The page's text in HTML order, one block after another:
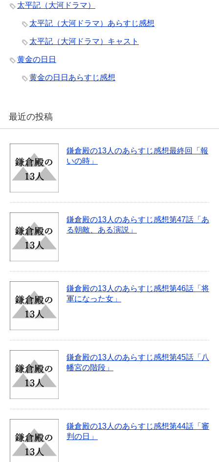
太平記（大河ドラマ）
太平記（大河ドラマ）あらすじ感想
太平記（大河ドラマ）キャスト
黄金の日日
黄金の日日あらすじ感想
最近の投稿
鎌倉殿の13人のあらすじ感想最終回「報
いの時」
鎌倉殿の13人のあらすじ感想第47話「あ
る朝敵、ある演説」
鎌倉殿の13人のあらすじ感想第46話「将
軍になった女」
鎌倉殿の13人のあらすじ感想第45話「八
幡宮の階段」
鎌倉殿の13人のあらすじ感想第44話「審
判の日」